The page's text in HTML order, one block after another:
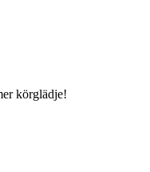
körglädje!